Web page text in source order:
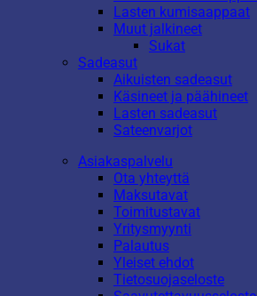
Lasten kumisaappaat
Muut jalkineet
Sukat
Sadeasut
Aikuisten sadeasut
Käsineet ja päähineet
Lasten sadeasut
Sateenvarjot
Asiakaspalvelu
Ota yhteyttä
Maksutavat
Toimitustavat
Yritysmyynti
Palautus
Yleiset ehdot
Tietosuojaseloste